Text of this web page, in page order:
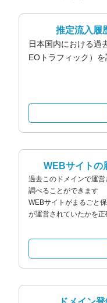
推定流入履
日本国内における過
EOトラフィック）
WEBサイトの
過去このドメインで運
調べることができます
WEBサイトがまるごと
が運営されていたかを